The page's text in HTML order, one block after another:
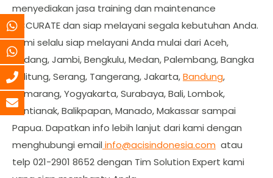
menyediakan jasa training dan maintenance
ACCURATE dan siap melayani segala kebutuhan Anda.
Kami selalu siap melayani Anda mulai dari Aceh,
Padang, Jambi, Bengkulu, Medan, Palembang, Bangka
Belitung, Serang, Tangerang, Jakarta,Bandung,
Semarang, Yogyakarta, Surabaya, Bali, Lombok,
Pontianak, Balikpapan, Manado, Makassar sampai
Papua. Dapatkan info lebih lanjut dari kami dengan
menghubungi email info@acisindonesia.com atau
telp 021-2901 8652 dengan Tim Solution Expert kami